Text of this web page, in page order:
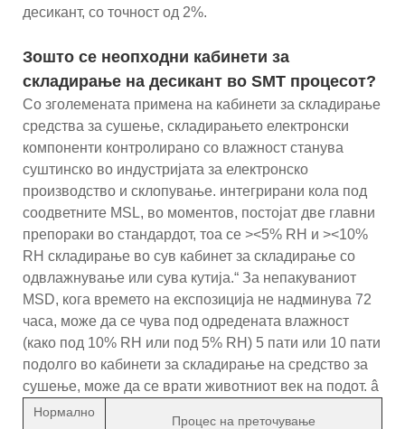
десикант, со точност од 2%.
Зошто се неопходни кабинети за
складирање на десикант во SMT процесот?
Со зголемената примена на кабинети за складирање
средства за сушење, складирањето електронски
компоненти контролирано со влажност станува
суштинско во индустријата за електронско
производство и склопување. интегрирани кола под
соодветните MSL, во моментов, постојат две главни
препораки во стандардот, тоа се ><5% RH и ><10%
RH складирање во сув кабинет за складирање со
одвлажнување или сува кутија.“ За непакуваниот
MSD, кога времето на експозиција не надминува 72
часа, може да се чува под одредената влажност
(како под 10% RH или под 5% RH) 5 пати или 10 пати
подолго во кабинети за складирање на средство за
сушење, може да се врати животниот век на подот. â
Нормално
Процес на преточување